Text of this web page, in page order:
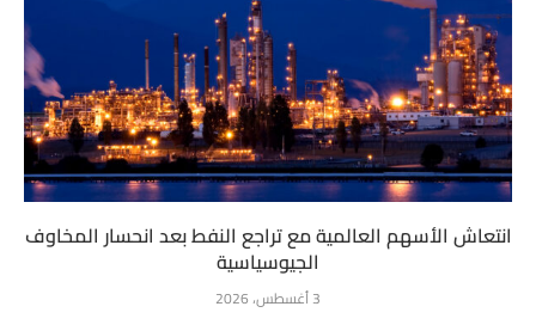
انتعاش الأسهم العالمية مع تراجع النفط بعد انحسار المخاوف
الجيوسياسية
3 أغسطس، 2026